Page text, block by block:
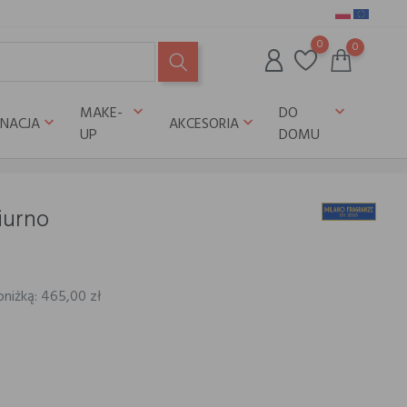
0 0
keyboard_arrow_down
MAKE-
UP
keyboard_arrow_down
AKCESORIAkeyboard_arrow_down
DO
DOMU
keyboard_arrow_down
465,00 zł